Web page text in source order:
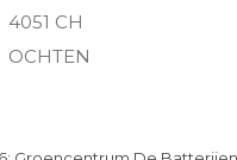
4051 CH
OCHTEN